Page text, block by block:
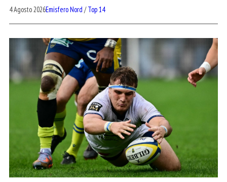
4 Agosto 2026Emisfero Nord /Top 14